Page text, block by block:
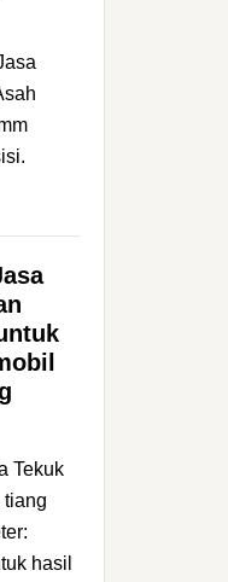
Tekuk
tiang
hasil